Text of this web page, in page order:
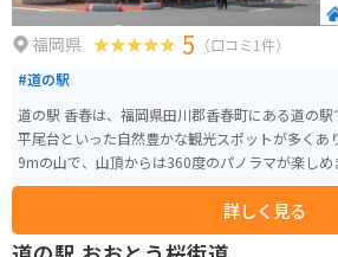
福岡県 5 （口コミ1件）
#道の駅
道の駅 香春は、福岡県田川郡香春町にある道の
平尾台といった自然豊かな観光スポットが多くあります。 香春岳
9mの山で、山頂からは360度のパノラマが楽しめ
は、香春神社があり、パワースポットとしても知られてい
日本三大カルストの一つに数えられる、広大なカ
のような白い石灰岩が点在する風景は、一見の価
詳しく見る